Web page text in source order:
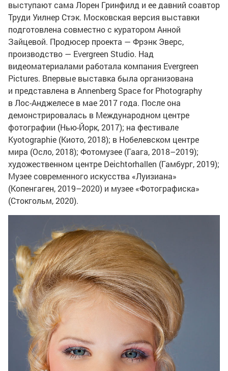
выступают сама Лорен Гринфилд и ее давний соавтор
Труди Уилнер Стэк. Московская версия выставки
подготовлена совместно с куратором Анной
Зайцевой. Продюсер проекта — Фрэнк Эверс,
производство — Evergreen Studio. Над
видеоматериалами работала компания Evergreen
Pictures. Впервые выставка была организована
и представлена в Annenberg Space for Photography
в Лос-Анджелесе в мае 2017 года. После она
демонстрировалась в Международном центре
фотографии (Нью-Йорк, 2017); на фестивале
Kyotographie (Киото, 2018); в Нобелевском центре
мира (Осло, 2018); Фотомузее (Гаага, 2018–2019);
художественном центре Deichtorhallen (Гамбург, 2019);
Музее современного искусства «Луизиана»
(Копенгаген, 2019–2020) и музее «Фотографиска»
(Стокгольм, 2020).